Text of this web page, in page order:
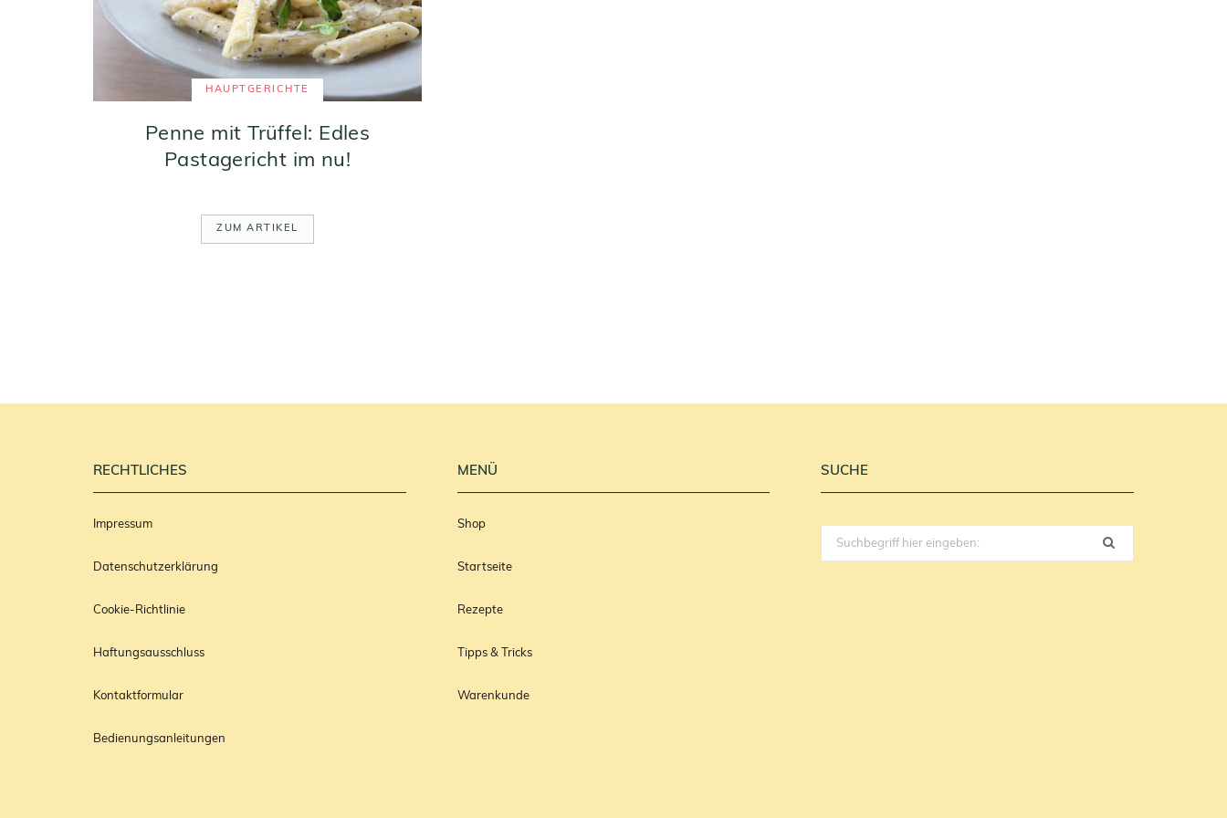
HAUPTGERICHTE
Penne mit Trüffel: Edles
Pastagericht im nu!
ZUM ARTIKEL
RECHTLICHES
Impressum
Datenschutzerklärung
Cookie-Richtlinie
Haftungsausschluss
Kontaktformular
Bedienungsanleitungen
MENÜ
Shop
Startseite
Rezepte
Tipps & Tricks
Warenkunde
SUCHE
Search
for: